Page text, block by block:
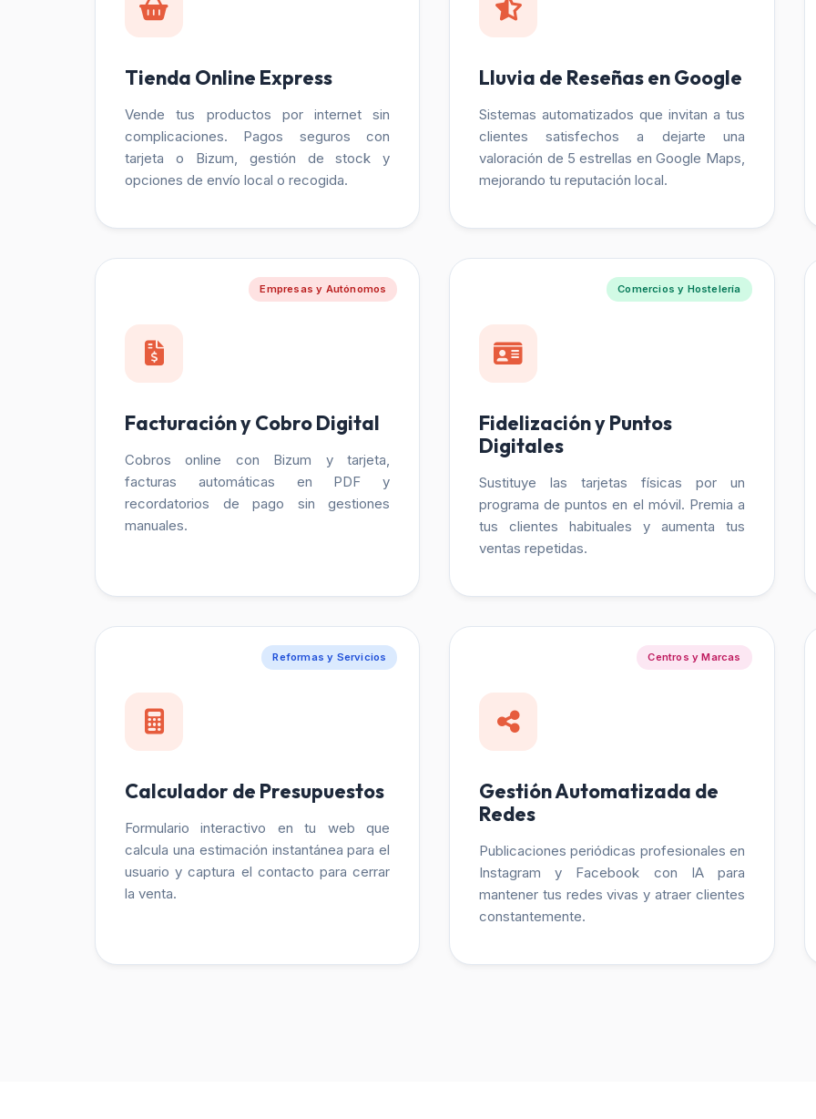
Tienda Online Express
Vende tus productos por internet sin
complicaciones. Pagos seguros con
tarjeta o Bizum, gestión de stock y
opciones de envío local o recogida.
Lluvia de Reseñas en Google
Sistemas automatizados que invitan a tus
clientes satisfechos a dejarte una
valoración de 5 estrellas en Google Maps,
mejorando tu reputación local.
Empresas y Autónomos
Facturación y Cobro Digital
Cobros online con Bizum y tarjeta,
facturas automáticas en PDF y
recordatorios de pago sin gestiones
manuales.
Comercios y Hostelería
Fidelización y Puntos
Digitales
Sustituye las tarjetas físicas por un
programa de puntos en el móvil. Premia a
tus clientes habituales y aumenta tus
ventas repetidas.
Reformas y Servicios
Calculador de Presupuestos
Formulario interactivo en tu web que
calcula una estimación instantánea para el
usuario y captura el contacto para cerrar
la venta.
Centros y Marcas
Gestión Automatizada de
Redes
Publicaciones periódicas profesionales en
Instagram y Facebook con IA para
mantener tus redes vivas y atraer clientes
constantemente.